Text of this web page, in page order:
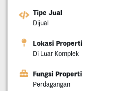
Tipe Jual
Dijual
Lokasi Properti
Di Luar Komplek
Fungsi Properti
Perdagangan